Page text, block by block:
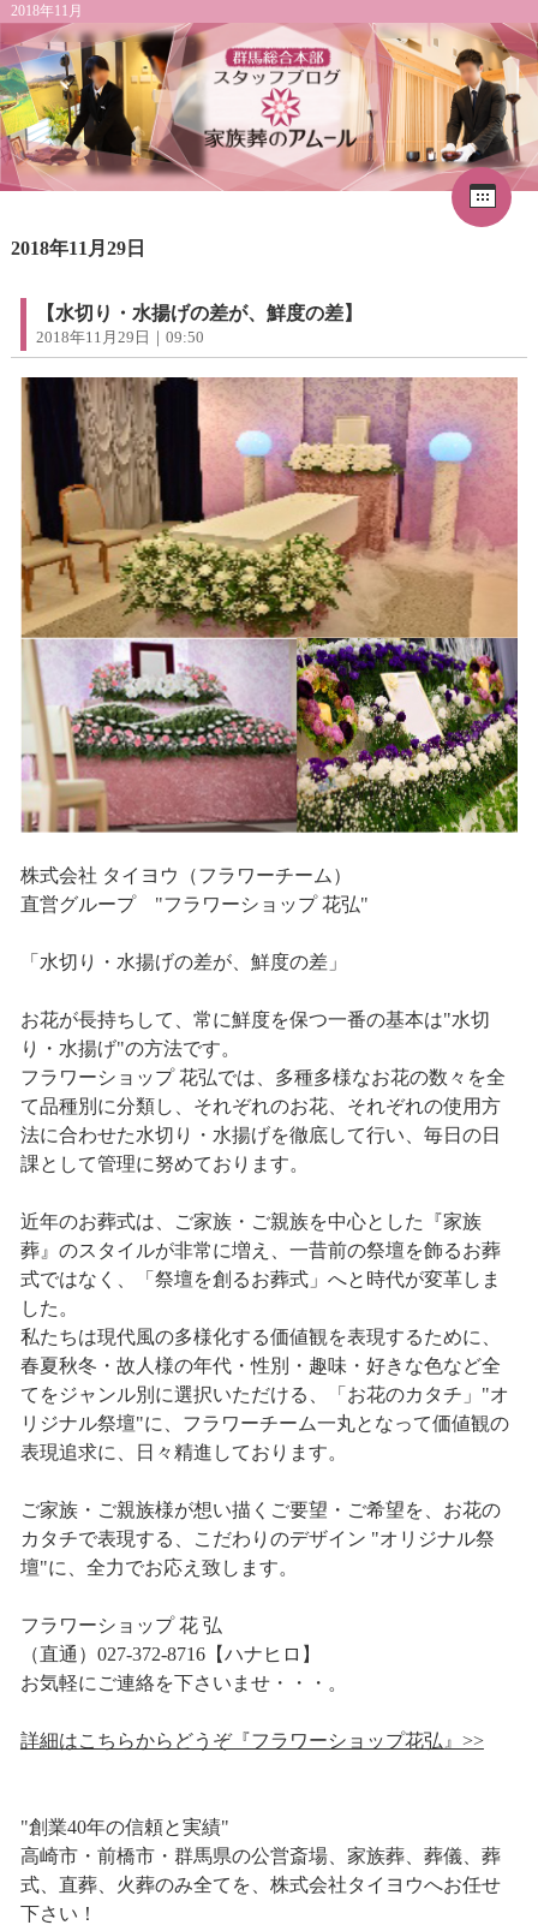
2018年11月
1
2
3
16
18 19 20
23
25 26 27
2018年11月29日
【水切り・水揚げの差が、鮮度の差】
2018年11月29日｜09:50
株式会社 タイヨウ（フラワーチーム）
直営グループ "フラワーショップ 花弘"
「水切り・水揚げの差が、鮮度の差」
お花が長持ちして、常に鮮度を保つ一番の基本は"水切
り・水揚げ"の方法です。
フラワーショップ 花弘では、多種多様なお花の数々を全
て品種別に分類し、それぞれのお花、それぞれの使用方
法に合わせた水切り・水揚げを徹底して行い、毎日の日
課として管理に努めております。
近年のお葬式は、ご家族・ご親族を中心とした『家族
葬』のスタイルが非常に増え、一昔前の祭壇を飾るお葬
式ではなく、「祭壇を創るお葬式」へと時代が変革しま
した。
私たちは現代風の多様化する価値観を表現するために、
春夏秋冬・故人様の年代・性別・趣味・好きな色など全
てをジャンル別に選択いただける、「お花のカタチ」"オ
リジナル祭壇"に、フラワーチーム一丸となって価値観の
表現追求に、日々精進しております。
ご家族・ご親族様が想い描くご要望・ご希望を、お花の
カタチで表現する、こだわりのデザイン "オリジナル祭
壇"に、全力でお応え致します。
フラワーショップ 花 弘
（直通）027-372-8716【ハナヒロ】
お気軽にご連絡を下さいませ・・・。
詳細はこちらからどうぞ『フラワーショップ花弘』>>
"創業40年の信頼と実績"
高崎市・前橋市・群馬県の公営斎場、家族葬、葬儀、葬
式、直葬、火葬のみ全てを、株式会社タイヨウへお任せ
下さい！